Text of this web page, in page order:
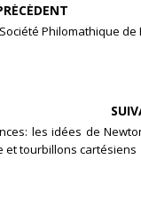
Philomathique de
les idées de
et tourbillons cartésiens